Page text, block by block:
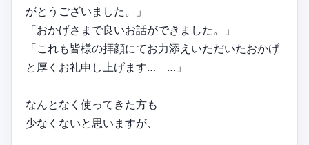
がとうございました。」
「おかげさまで良いお話ができました。」
「これも皆様の拝顔にてお力添えいただいたおかげ
と厚くお礼申し上げます… …」
なんとなく使ってきた方も
少なくないと思いますが、